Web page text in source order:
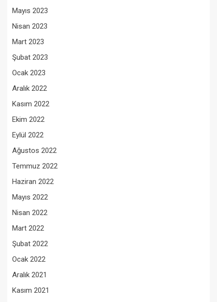
Mayıs 2023
Nisan 2023
Mart 2023
Şubat 2023
Ocak 2023
Aralık 2022
Kasım 2022
Ekim 2022
Eylül 2022
Ağustos 2022
Temmuz 2022
Haziran 2022
Mayıs 2022
Nisan 2022
Mart 2022
Şubat 2022
Ocak 2022
Aralık 2021
Kasım 2021